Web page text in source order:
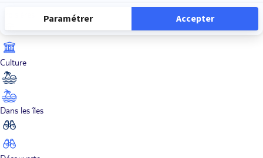
Culture
Dans les îles